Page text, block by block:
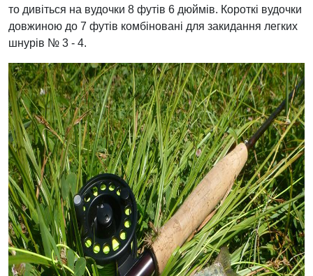
то дивіться на вудочки 8 футів 6 дюймів. Короткі вудочки
довжиною до 7 футів комбіновані для закидання легких
шнурів № 3 - 4.